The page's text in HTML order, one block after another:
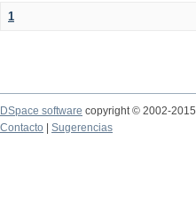
1
DSpace software copyright © 2002-2015
Contacto
Sugerencias